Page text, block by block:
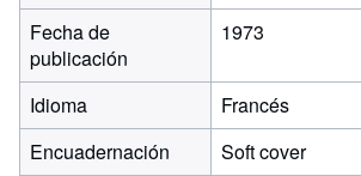
Fecha de
publicación
1973
Idioma
Francés
Encuadernación
Soft cover